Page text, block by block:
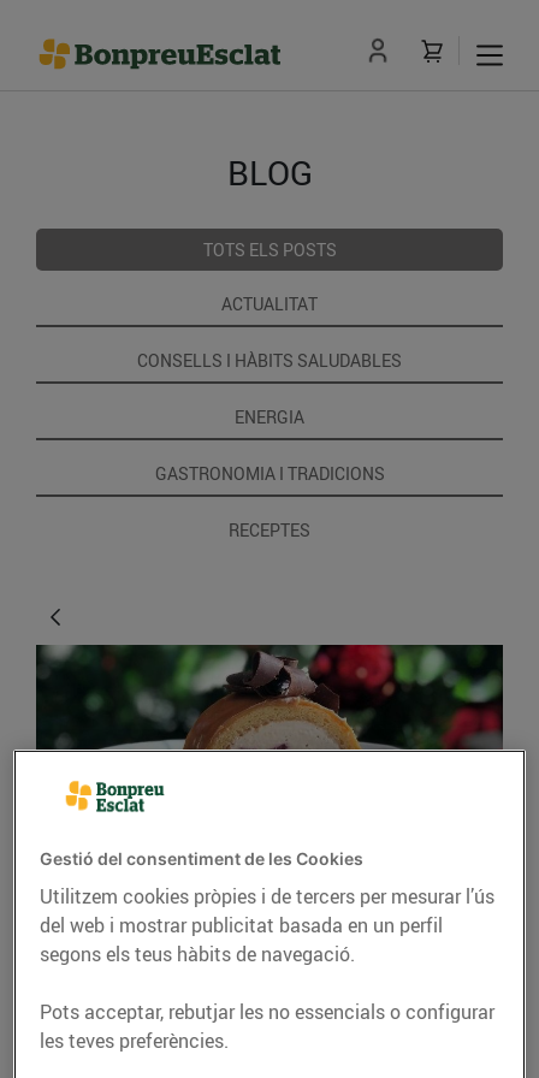
BLOG
TOTS ELS POSTS
ACTUALITAT
CONSELLS I HÀBITS SALUDABLES
ENERGIA
GASTRONOMIA I TRADICIONS
RECEPTES
RECEPTES
Tronc de Nadal de
vainilla, gerds i
caramel
Recepta gravada i elaborada
Gestió del consentiment de les Cookies
Utilitzem cookies pròpies i de tercers per mesurar l’ús
del web i mostrar publicitat basada en un perfil
segons els teus hàbits de navegació.
Pots acceptar, rebutjar les no essencials o configurar
les teves preferències.